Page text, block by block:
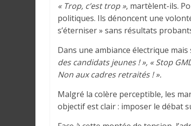
« Trop, c’est trop », martèlent-ils.
politiques. Ils dénoncent une
s’éterniser » sans résultats
Dans une ambiance électrique
des candidats jeunes ! », « Stop
Non aux cadres retraités ! ».
Malgré la colère perceptible, les
objectif est clair : imposer le débat